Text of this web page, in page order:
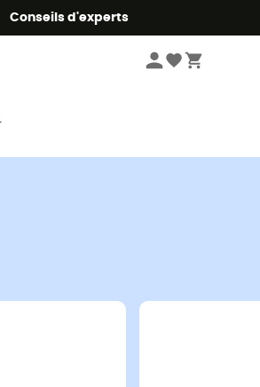
Conseils d'experts